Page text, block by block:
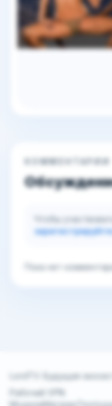
КОММЕНТАРИИ
Чтобы
Пока нет
LordTV. Будущая
Рабочий VPN